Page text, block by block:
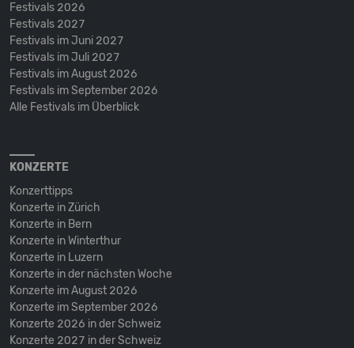
Festivals 2026
Festivals 2027
Festivals im Juni 2027
Festivals im Juli 2027
Festivals im August 2026
Festivals im September 2026
Alle Festivals im Überblick
KONZERTE
Konzerttipps
Konzerte in Zürich
Konzerte in Bern
Konzerte in Winterthur
Konzerte in Luzern
Konzerte in der nächsten Woche
Konzerte im August 2026
Konzerte im September 2026
Konzerte 2026 in der Schweiz
Konzerte 2027 in der Schweiz